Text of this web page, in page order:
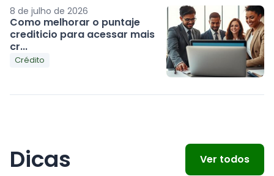
8 de julho de 2026
Como melhorar o puntaje
crediticio para acessar mais
cr...
Crédito
Dicas Ver todos